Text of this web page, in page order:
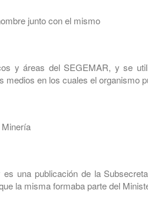
junto con el mismo
y áreas del SEGEMAR, y se
en los cuales el organismo
una publicación de la
la misma formaba parte del